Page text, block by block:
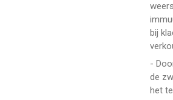
bij
-
de
het